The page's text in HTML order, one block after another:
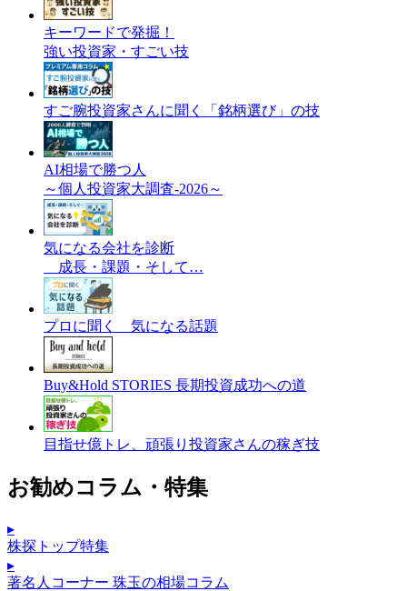
キーワードで発掘！
強い投資家・すごい技
すご腕投資家さんに聞く「銘柄選び」の技
AI相場で勝つ人
～個人投資家大調査-2026～
気になる会社を診断
成長・課題・そして…
プロに聞く 気になる話題
Buy&Hold STORIES 長期投資成功への道
目指せ億トレ、頑張り投資家さんの稼ぎ技
お勧めコラム・特集
▸
株探トップ特集
▸
著名人コーナー 珠玉の相場コラム